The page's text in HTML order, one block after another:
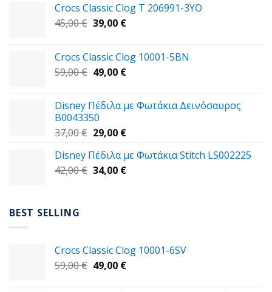
Crocs Classic Clog T 206991-3YΟ
45,00€ Original
45,00 €.
39,00 €Η
είναι:
39,00 €.
Crocs Classic Clog 10001-5BN
59,00€ Original
59,00 €.
49,00 €Η
είναι:
Disney Πέδιλα με Φωτάκια Δεινόσαυρος
B0043350
37,00€ Original
was:
37,00 €.
29,00 €Η
τιμή
είναι:
Disney Πέδιλα με Φωτάκια Stitch LS002225
42,00€ Original
34,00 €Η
BEST SELLING
Crocs Classic Clog 10001-6SV
59,00€ Original
49,00 €Η